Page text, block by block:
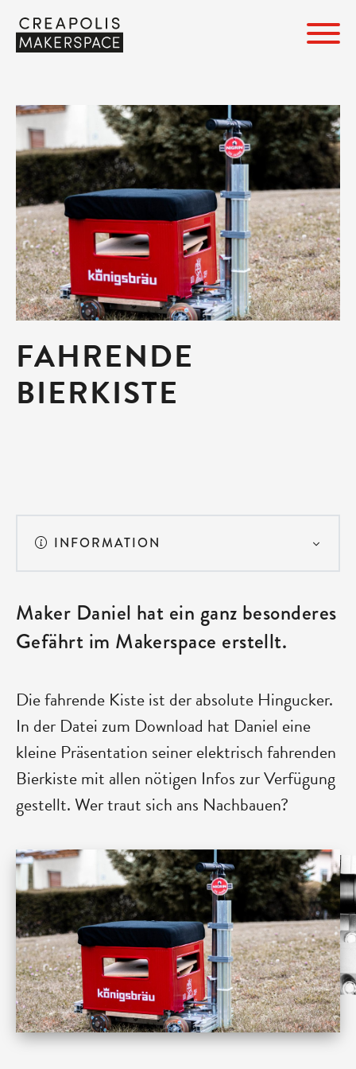
FAHRENDE
BIERKISTE
INFORMATION
Maker Daniel hat ein ganz besonderes
Gefährt im Makerspace erstellt.
Die fahrende Kiste ist der absolute Hingucker.
In der Datei zum Download hat Daniel eine
kleine Präsentation seiner elektrisch fahrenden
Bierkiste mit allen nötigen Infos zur Verfügung
gestellt. Wer traut sich ans Nachbauen?